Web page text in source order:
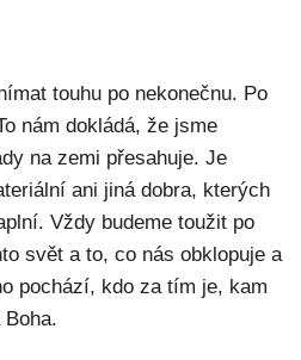
touhu po nekonečnu. Po
nám dokládá, že jsme
na zemi přesahuje. Je
ani jiná dobra, kterých
Vždy budeme toužit po
svět a to, co nás obklopuje a
pochází, kdo za tím je, kam